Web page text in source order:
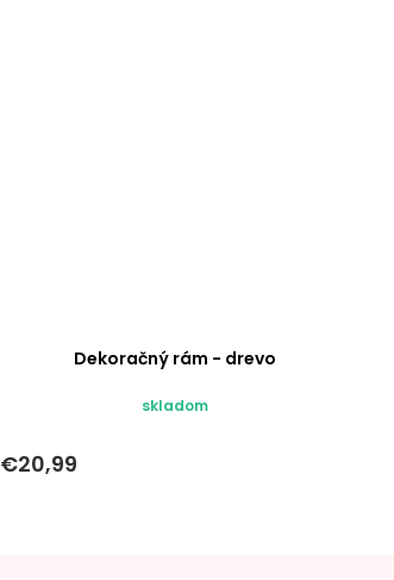
Dekoračný rám - drevo
skladom
€20,99